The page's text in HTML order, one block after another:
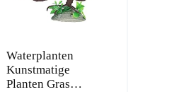
Waterplanten
Kunstmatige
Planten Gras